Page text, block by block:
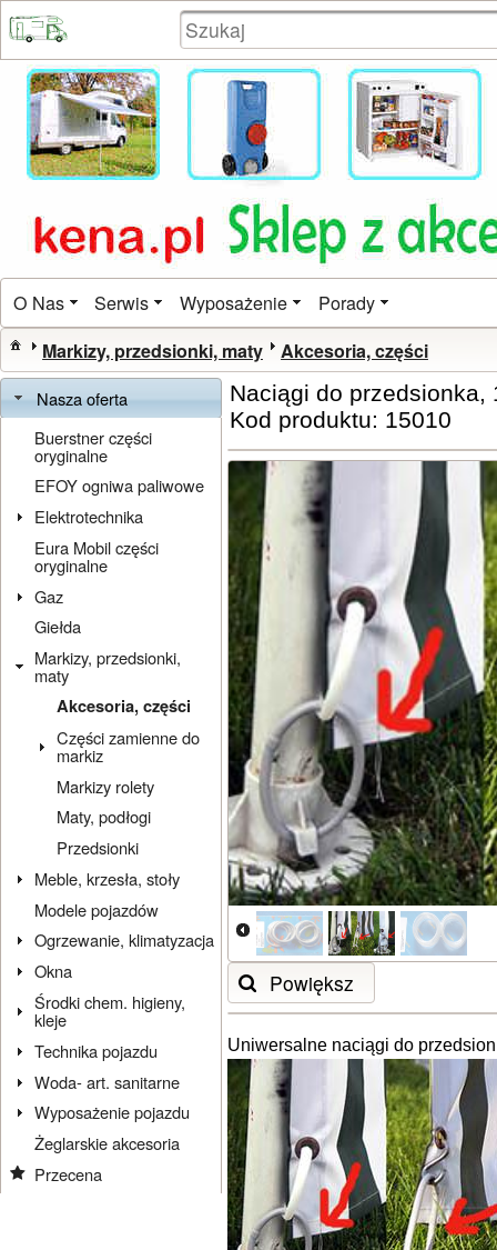
O Nas Serwis Wyposażenie Porady
Markizy, przedsionki, maty Akcesoria, części
Nasza oferta
Buerstner części
oryginalne
EFOY ogniwa paliwowe
Elektrotechnika
Eura Mobil części
oryginalne
Gaz
Giełda
Markizy, przedsionki,
maty
Akcesoria, części
Części zamienne do
markiz
Markizy rolety
Maty, podłogi
Przedsionki
Meble, krzesła, stoły
Modele pojazdów
Ogrzewanie, klimatyzacja
Okna
Środki chem. higieny,
kleje
Technika pojazdu
Woda- art. sanitarne
Wyposażenie pojazdu
Żeglarskie akcesoria
Przecena
Naciągi do przedsionka,
Kod produktu: 15010
Powiększ
Uniwersalne naciągi do